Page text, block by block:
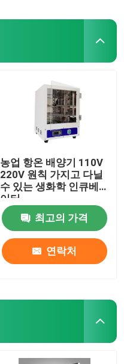
농업 항온 배양기 110V
220V 원칙 가지고 다닐
수 있는 생화학 인큐베
이터
최고의 가격
연락처